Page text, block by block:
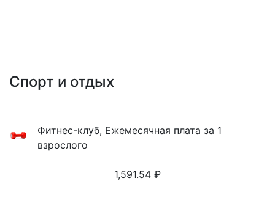
Спорт и отдых
Фитнес-клуб, Ежемесячная плата за 1
взрослого
1,591.54 ₽